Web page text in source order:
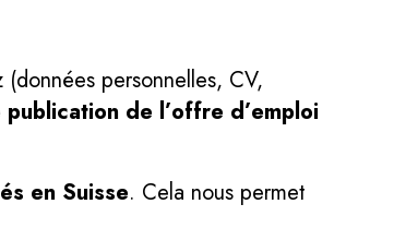
personnelles, CV,
de l’offre d’emploi
en Suisse. Cela nous permet